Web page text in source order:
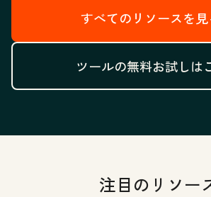
すべてのリソースを
ツールの無料お試しは
注目のリソー